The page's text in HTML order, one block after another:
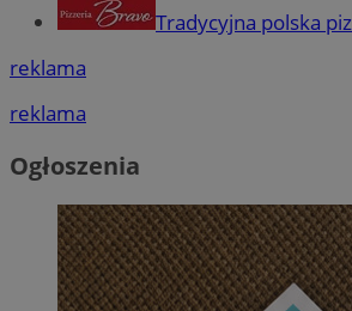
Tradycyjna polska
reklama
reklama
Ogłoszenia